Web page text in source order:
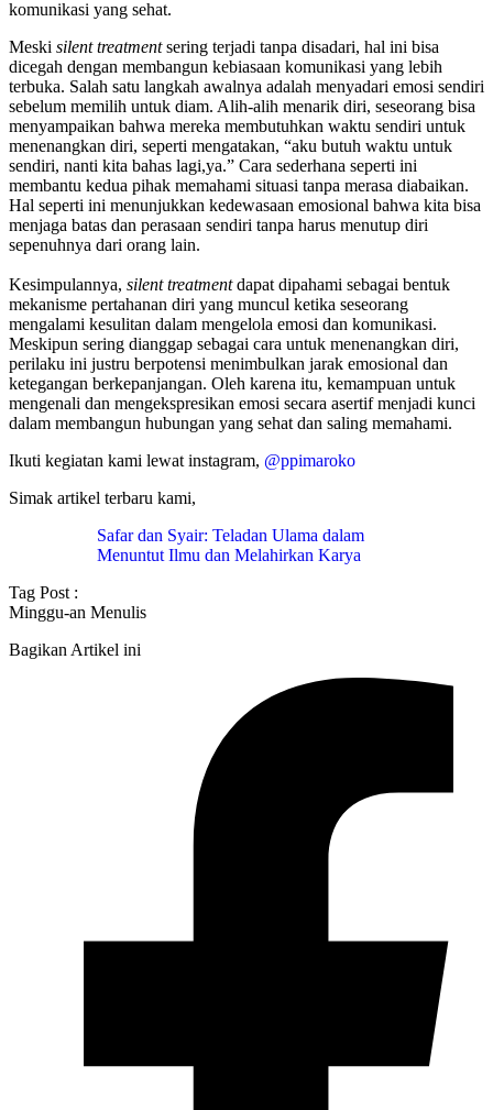
komunikasi yang sehat.
Meski silent treatmentsering terjadi tanpa disadari, hal ini bisa
dicegah dengan membangun kebiasaan komunikasi yang lebih
terbuka. Salah satu langkah awalnya adalah menyadari emosi sendiri
sebelum memilih untuk diam. Alih-alih menarik diri, seseorang bisa
menyampaikan bahwa mereka membutuhkan waktu sendiri untuk
menenangkan diri, seperti mengatakan, “aku butuh waktu untuk
sendiri, nanti kita bahas lagi,ya.” Cara sederhana seperti ini
membantu kedua pihak memahami situasi tanpa merasa diabaikan.
Hal seperti ini menunjukkan kedewasaan emosional bahwa kita bisa
menjaga batas dan perasaan sendiri tanpa harus menutup diri
sepenuhnya dari orang lain.
Kesimpulannya, silent treatmentdapat dipahami sebagai bentuk
mekanisme pertahanan diri yang muncul ketika seseorang
mengalami kesulitan dalam mengelola emosi dan komunikasi.
Meskipun sering dianggap sebagai cara untuk menenangkan diri,
perilaku ini justru berpotensi menimbulkan jarak emosional dan
ketegangan berkepanjangan. Oleh karena itu, kemampuan untuk
mengenali dan mengekspresikan emosi secara asertif menjadi kunci
dalam membangun hubungan yang sehat dan saling memahami.
Ikuti kegiatan kami lewat instagram, @ppimaroko
Simak artikel terbaru kami,
Safar dan Syair: Teladan Ulama dalam
Menuntut Ilmu dan Melahirkan Karya
Tag Post :
Minggu-an Menulis
Bagikan Artikel ini